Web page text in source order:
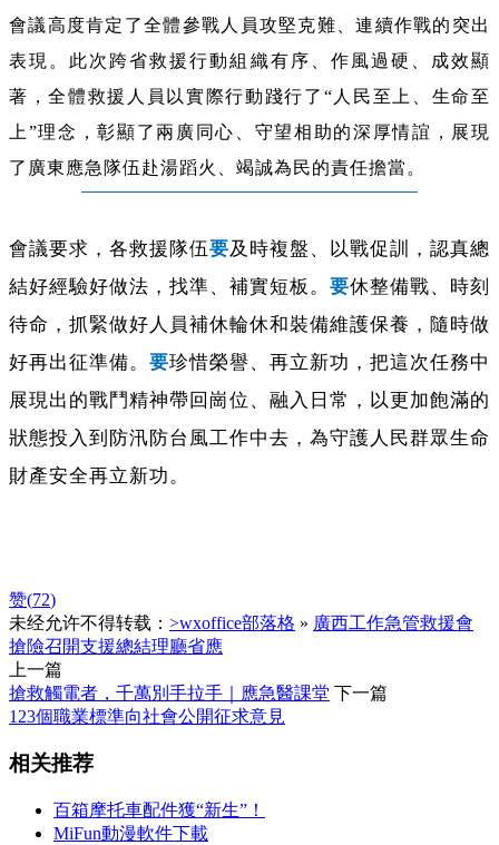
會議高度肯定了全體參戰人員攻堅克難、連續作戰的突出
表現。此次跨省救援行動組織有序、作風過硬、成效顯
著，全體救援人員以實際行動踐行了“人民至上、生命至
上”理念，彰顯了兩廣同心、守望相助的深厚情誼，展現
了廣東應急隊伍赴湯蹈火、竭誠為民的責任擔當。
會議要求，各救援隊伍要及時複盤、以戰促訓，認真總
結好經驗好做法，找準、補實短板。 要休整備戰、時刻
待命，抓緊做好人員補休輪休和裝備維護保養，隨時做
好再出征準備。 要珍惜榮譽、再立新功，把這次任務中
展現出的戰鬥精神帶回崗位、融入日常，以更加飽滿的
狀態投入到防汛防台風工作中去，為守護人民群眾生命
財產安全再立新功。
赞(72)
未经允许不得转载： >wxoffice部落格 » 廣西工作急管救援會
搶險召開支援總結理廳省應
上一篇
搶救觸電者，千萬別手拉手｜應急醫課堂 下一篇
123個職業標準向社會公開征求意見
相关推荐
百箱摩托車配件獲“新生”！
MiFun動漫軟件下載